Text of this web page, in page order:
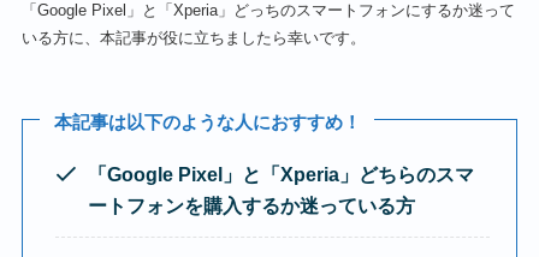
「Google Pixel」と「Xperia」どっちのスマートフォンにするか迷って
いる方に、本記事が役に立ちましたら幸いです。
本記事は以下のような人におすすめ！
「Google Pixel」と「Xperia」どちらのスマ
ートフォンを購入するか迷っている方